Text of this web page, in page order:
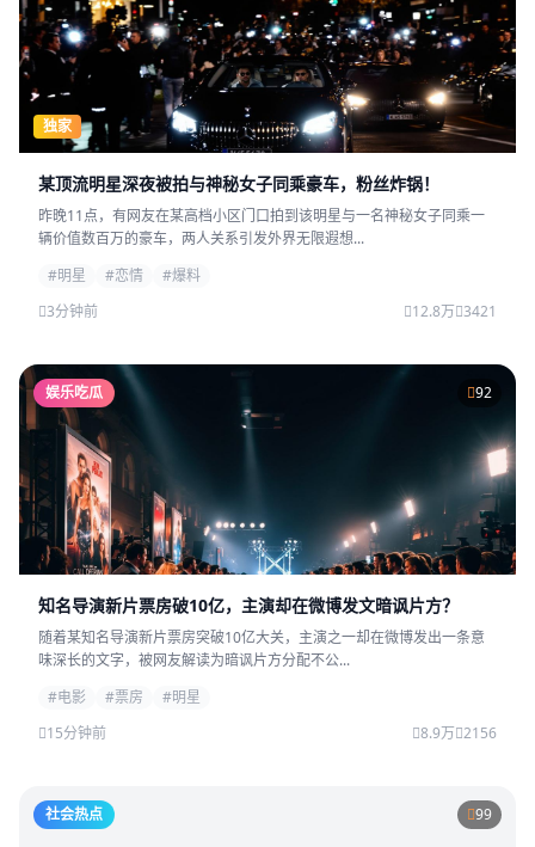
独家
某顶流明星深夜被拍与神秘女子同乘豪车，粉丝炸锅！
昨晚11点，有网友在某高档小区门口拍到该明星与一名神秘女子同乘一
辆价值数百万的豪车，两人关系引发外界无限遐想...
#明星
#恋情
#爆料
3分钟前
12.8万 3421
娱乐吃瓜 92
知名导演新片票房破10亿，主演却在微博发文暗讽片方？
随着某知名导演新片票房突破10亿大关，主演之一却在微博发出一条意
味深长的文字，被网友解读为暗讽片方分配不公...
#电影
#票房
#明星
15分钟前
8.9万 2156
社会热点 99